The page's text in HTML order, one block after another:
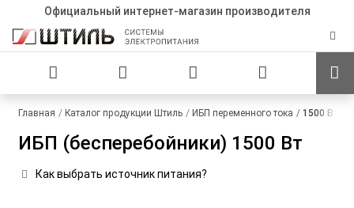
Официальный интернет-магазин производителя
Главная Каталог продукции Штиль ИБП переменного тока 1500 Вт
ИБП (бесперебойники) 1500 Вт
Как выбрать источник питания?